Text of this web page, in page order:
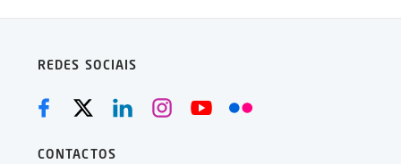
REDES SOCIAIS
CONTACTOS